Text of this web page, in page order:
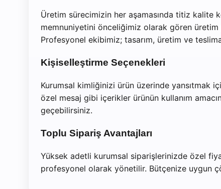
Üretim sürecimizin her aşamasında titiz kalite
memnuniyetini önceliğimiz olarak gören
Profesyonel ekibimiz; tasarım, üretim ve
Kişiselleştirme Seçenekleri
Kurumsal kimliğinizi ürün üzerinde yansıtmak
özel mesaj gibi içerikler ürünün kullanım
geçebilirsiniz.
Toplu Sipariş Avantajları
Yüksek adetli kurumsal siparişlerinizde özel
profesyonel olarak yönetilir. Bütçenize uygun